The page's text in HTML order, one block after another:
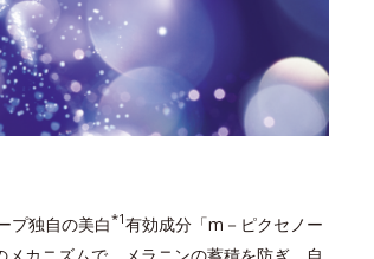
プ独自の美白*1有効成分「m－ピクセノー